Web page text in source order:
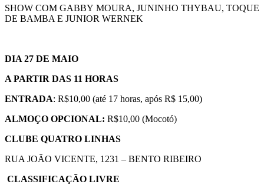
SHOW COM GABBY MOURA, JUNINHO THYBAU, TOQUE
DE BAMBA E JUNIOR WERNEK
DIA 27 DE MAIO
A PARTIR DAS 11 HORAS
ENTRADA: R$10,00 (até 17 horas, após R$ 15,00)
ALMOÇO OPCIONAL: R$10,00 (Mocotó)
CLUBE QUATRO LINHAS
RUA JOÃO VICENTE, 1231 – BENTO RIBEIRO
CLASSIFICAÇÃO LIVRE